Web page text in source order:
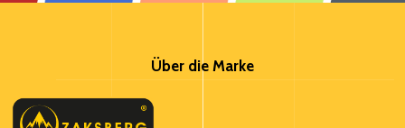
Über die Marke